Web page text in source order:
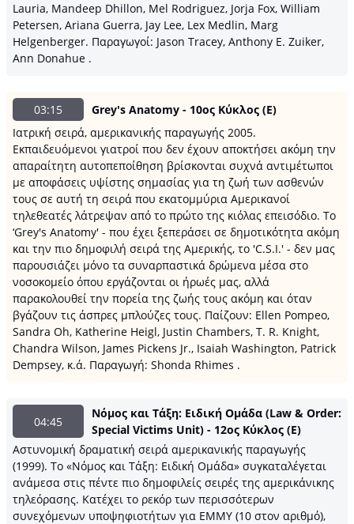
Lauria, Mandeep Dhillon, Mel Rodriguez, Jorja Fox, William
Petersen, Ariana Guerra, Jay Lee, Lex Medlin, Marg
Helgenberger. Παραγωγοί: Jason Tracey, Anthony E. Zuiker,
Ann Donahue .
03:15
Grey's Anatomy - 10ος Κύκλος (Ε)
Ιατρική σειρά, αμερικανικής παραγωγής 2005.
Εκπαιδευόμενοι γιατροί που δεν έχουν αποκτήσει ακόμη την
απαραίτητη αυτοπεποίθηση βρίσκονται συχνά αντιμέτωποι
με αποφάσεις υψίστης σημασίας για τη ζωή των ασθενών
τους σε αυτή τη σειρά που εκατομμύρια Αμερικανοί
τηλεθεατές λάτρεψαν από το πρώτο της κιόλας επεισόδιο. Το
‘Grey's Anatomy' - που έχει ξεπεράσει σε δημοτικότητα ακόμη
και την πιο δημοφιλή σειρά της Αμερικής, το 'C.S.I.' - δεν μας
παρουσιάζει μόνο τα συναρπαστικά δρώμενα μέσα στο
νοσοκομείο όπου εργάζονται οι ήρωές μας, αλλά
παρακολουθεί την πορεία της ζωής τους ακόμη και όταν
βγάζουν τις άσπρες μπλούζες τους. Παίζουν: Ellen Pompeo,
Sandra Oh, Katherine Heigl, Justin Chambers, T. R. Knight,
Chandra Wilson, James Pickens Jr., Isaiah Washington, Patrick
Dempsey, κ.ά. Παραγωγή: Shonda Rhimes .
04:45
Νόμος και Τάξη: Ειδική Ομάδα (Law & Order:
Special Victims Unit) - 12ος Κύκλος (E)
Αστυνομική δραματική σειρά αμερικανικής παραγωγής
(1999). Το «Νόμος και Τάξη: Ειδική Ομάδα» συγκαταλέγεται
ανάμεσα στις πέντε πιο δημοφιλείς σειρές της αμερικάνικης
τηλεόρασης. Κατέχει το ρεκόρ των περισσότερων
συνεχόμενων υποψηφιοτήτων για ΕΜΜΥ (10 στον αριθμό),